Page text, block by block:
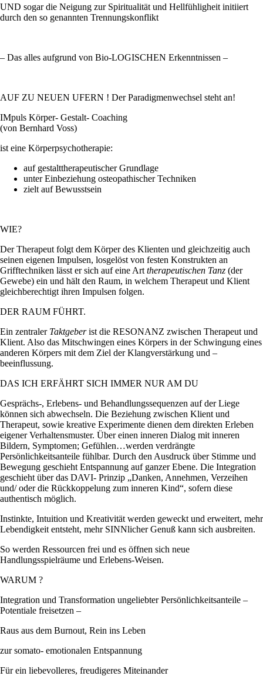
UND sogar die Neigung zur Spiritualität und Hellfühligheit initiiert
durch den so genannten Trennungskonflikt
– Das alles aufgrund von Bio-LOGISCHEN Erkenntnissen –
AUF ZU NEUEN UFERN ! Der Paradigmenwechsel steht an!
IMpuls Körper- Gestalt- Coaching
(von Bernhard Voss)
ist eine Körperpsychotherapie:
auf gestalttherapeutischer Grundlage
unter Einbeziehung osteopathischer Techniken
zielt auf Bewusstsein
WIE?
Der Therapeut folgt dem Körper des Klienten und gleichzeitig auch
seinen eigenen Impulsen, losgelöst von festen Konstrukten an
Grifftechniken lässt er sich auf eine Art therapeutischen Tanz (der
Gewebe) ein und hält den Raum, in welchem Therapeut und Klient
gleichberechtigt ihren Impulsen folgen.
DER RAUM FÜHRT.
Ein zentraler Taktgeberist die RESONANZ zwischen Therapeut und
Klient. Also das Mitschwingen eines Körpers in der Schwingung eines
anderen Körpers mit dem Ziel der Klangverstärkung und –
beeinflussung.
DAS ICH ERFÄHRT SICH IMMER NUR AM DU
Gesprächs-, Erlebens- und Behandlungssequenzen auf der Liege
können sich abwechseln. Die Beziehung zwischen Klient und
Therapeut, sowie kreative Experimente dienen dem direkten Erleben
eigener Verhaltensmuster. Über einen inneren Dialog mit inneren
Bildern, Symptomen; Gefühlen…werden verdrängte
Persönlichkeitsanteile fühlbar. Durch den Ausdruck über Stimme und
Bewegung geschieht Entspannung auf ganzer Ebene. Die Integration
geschieht über das DAVI- Prinzip „Danken, Annehmen, Verzeihen
und/ oder die Rückkoppelung zum inneren Kind“, sofern diese
authentisch möglich.
Instinkte, Intuition und Kreativität werden geweckt und erweitert, mehr
Lebendigkeit entsteht, mehr SINNlicher Genuß kann sich ausbreiten.
So werden Ressourcen frei und es öffnen sich neue
Handlungsspielräume und Erlebens-Weisen.
WARUM ?
Integration und Transformation ungeliebter Persönlichkeitsanteile –
Potentiale freisetzen –
Raus aus dem Burnout, Rein ins Leben
zur somato- emotionalen Entspannung
Für ein liebevolleres, freudigeres Miteinander